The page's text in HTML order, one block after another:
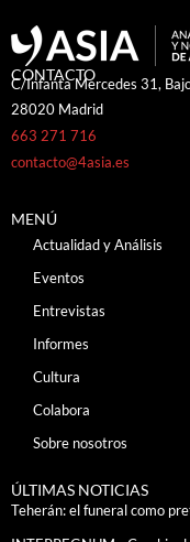
CONTACTO
C/Infanta Mercedes 31,
28020 Madrid
663 271 716
contacto@4asia.es
MENÚ
Actualidad y Análisis
Eventos
Entrevistas
Informes
Cultura
Colabora
Sobre nosotros
ÚLTIMAS NOTICIAS
Teherán: el funeral como